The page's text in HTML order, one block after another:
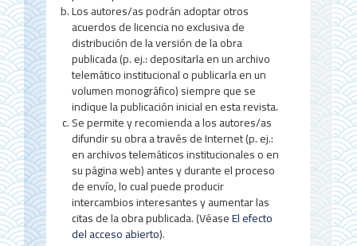
t
í
c
u
l
o
Los autores/as podrán adoptar otros
acuerdos de licencia no exclusiva de
distribución de la versión de la obra
publicada (p. ej.: depositarla en un archivo
telemático institucional o publicarla en un
volumen monográfico) siempre que se
indique la publicación inicial en esta revista.
Se permite y recomienda a los autores/as
difundir su obra a través de Internet (p. ej.:
en archivos telemáticos institucionales o en
su página web) antes y durante el proceso
de envío, lo cual puede producir
intercambios interesantes y aumentar las
citas de la obra publicada. (VéaseEl efecto
del acceso abierto).